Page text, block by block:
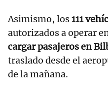
Asimismo, los111
autorizados a operar
cargar pasajeros en
traslado desde el
de la mañana.